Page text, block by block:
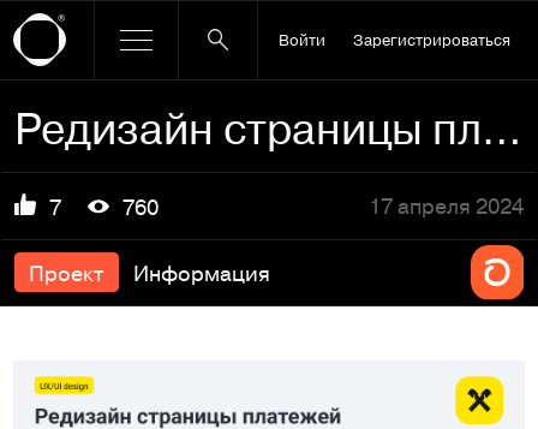
Войти Зарегистрироваться
Редизайн страницы платежей для банка
7 760 17 апреля 2024
Проект Информация